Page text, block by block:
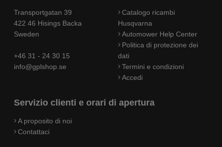
Transportgatan 39
422 46 Hisings Backa
Sweden
+46 31 - 24 30 15
info@gplshop.se
Catalogo ricambi
Husqvarna
Automower Help Center
Politica di protezione dei
dati
Termini e condizioni
Accedi
Servizio clienti e orari di apertura
A proposito di noi
Contattaci